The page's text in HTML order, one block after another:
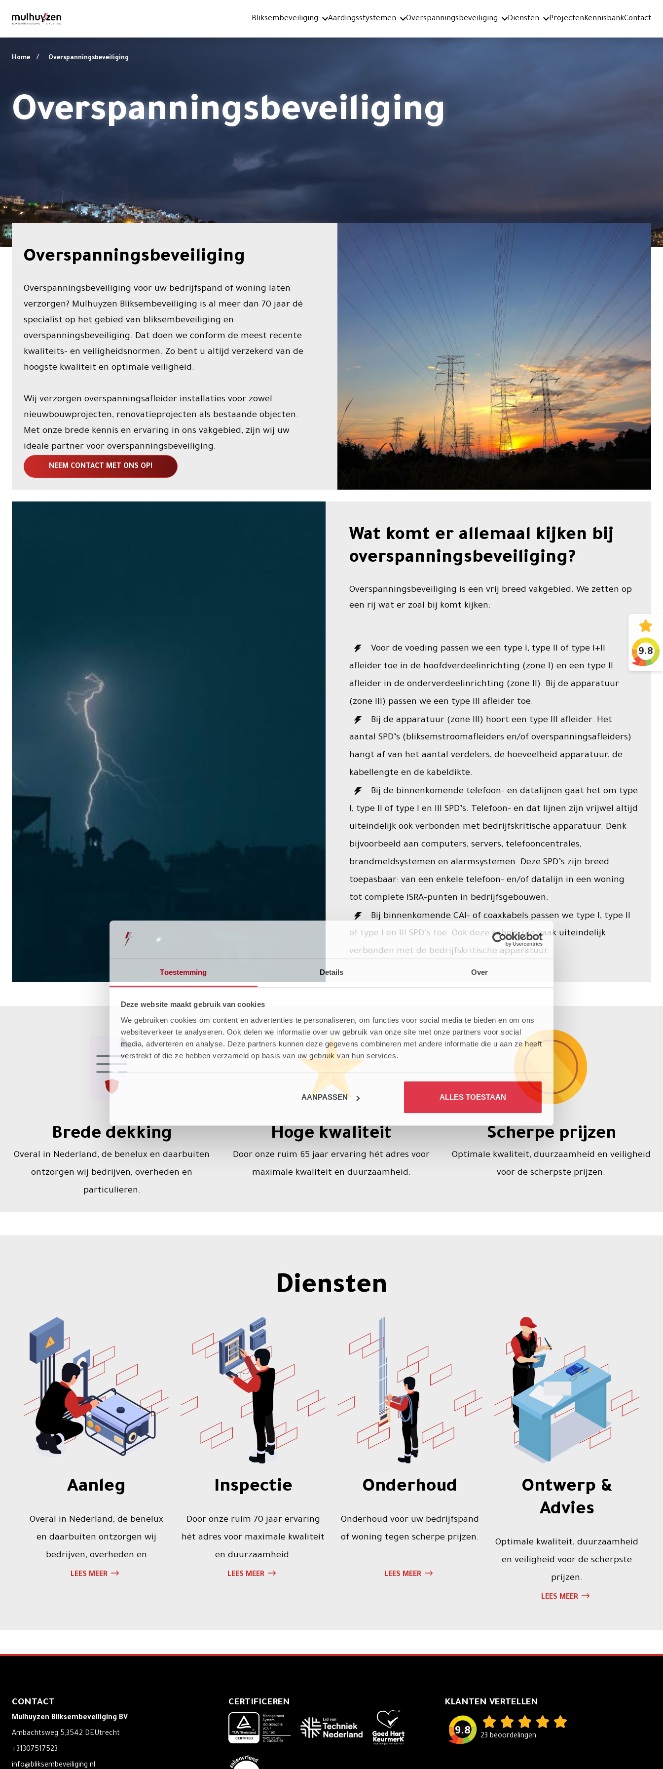
Toestemming Details Over
Deze website maakt gebruik van cookies
We gebruiken cookies om content en advertenties te personaliseren, om functies voor social media te bieden en om ons
websiteverkeer te analyseren. Ook delen we informatie over uw gebruik van onze site met onze partners voor social
media, adverteren en analyse. Deze partners kunnen deze gegevens combineren met andere informatie die u aan ze heeft
verstrekt of die ze hebben verzameld op basis van uw gebruik van hun services.
AANPASSEN ALLES TOESTAAN
Bliksembeveiliging Aardingsstystemen Overspanningsbeveiliging Diensten ProjectenKennisbankContact
Home
Bliksembeveiliging
Diensten
Kennisbank
Contact
Home Overspanningsbeveiliging
Overspanningsbeveiliging
9.8
Overspanningsbeveiliging
Overspanningsbeveiliging voor uw bedrijfspand of woning laten
verzorgen? Mulhuyzen Bliksembeveiliging is al meer dan 70 jaar dé
specialist op het gebied van bliksembeveiliging en
overspanningsbeveiliging. Dat doen we conform de meest recente
kwaliteits- en veiligheidsnormen. Zo bent u altijd verzekerd van de
hoogste kwaliteit en optimale veiligheid.
Wij verzorgen overspanningsafleider installaties voor zowel
nieuwbouwprojecten, renovatieprojecten als bestaande objecten.
Met onze brede kennis en ervaring in ons vakgebied, zijn wij uw
ideale partner voor overspanningsbeveiliging.
NEEM CONTACT MET ONS OP!
Wat komt er allemaal kijken bij
overspanningsbeveiliging?
Overspanningsbeveiliging is een vrij breed vakgebied. We zetten op
een rij wat er zoal bij komt kijken:
Voor de voeding passen we een type I, type II of type I+II
afleider toe in de hoofdverdeelinrichting (zone I) en een type II
afleider in de onderverdeelinrichting (zone II). Bij de apparatuur
(zone III) passen we een type III afleider toe.
Bij de apparatuur (zone III) hoort een type III afleider. Het
aantal SPD’s (bliksemstroomafleiders en/of overspanningsafleiders)
hangt af van het aantal verdelers, de hoeveelheid apparatuur, de
kabellengte en de kabeldikte.
Bij de binnenkomende telefoon- en datalijnen gaat het om type
I, type II of type I en III SPD’s. Telefoon- en dat lijnen zijn vrijwel altijd
uiteindelijk ook verbonden met bedrijfskritische apparatuur. Denk
bijvoorbeeld aan computers, servers, telefooncentrales,
brandmeldsystemen en alarmsystemen. Deze SPD’s zijn breed
toepasbaar: van een enkele telefoon- en/of datalijn in een woning
tot complete ISRA-punten in bedrijfsgebouwen.
Bij binnenkomende CAI- of coaxkabels passen we type I, type II
of type I en III SPD’s toe. Ook deze kabels zijn vaak uiteindelijk
verbonden met de bedrijfskritische apparatuur.
Brede dekking
Overal in Nederland, de benelux en daarbuiten
ontzorgen wij bedrijven, overheden en
particulieren.
Hoge kwaliteit
Door onze ruim 65 jaar ervaring hét adres voor
maximale kwaliteit en duurzaamheid.
Scherpe prijzen
Optimale kwaliteit, duurzaamheid en veiligheid
voor de scherpste prijzen.
Diensten
Aanleg
Overal in Nederland, de benelux
en daarbuiten ontzorgen wij
bedrijven, overheden en
particulieren.
LEES MEER
Inspectie
Door onze ruim 70 jaar ervaring
hét adres voor maximale kwaliteit
en duurzaamheid.
LEES MEER
Onderhoud
Onderhoud voor uw bedrijfspand
of woning tegen scherpe prijzen.
LEES MEER
Ontwerp &
Advies
Optimale kwaliteit, duurzaamheid
en veiligheid voor de scherpste
prijzen.
LEES MEER
CONTACT
Mulhuyzen Bliksembeveiliging BV
Ambachtsweg 5,3542 DEUtrecht
+31307517523
info@bliksembeveiliging.nl
CERTIFICEREN KLANTEN VERTELLEN
9.8 23 beoordelingen